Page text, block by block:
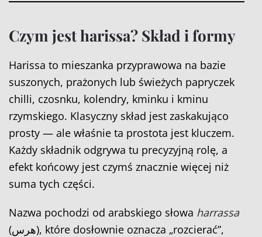
Czym jest harissa? Skład i formy
Harissa to mieszanka przyprawowa na bazie
suszonych, prażonych lub świeżych papryczek
chilli, czosnku, kolendry, kminku i kminu
rzymskiego. Klasyczny skład jest zaskakująco
prosty — ale właśnie ta prostota jest kluczem.
Każdy składnik odgrywa tu precyzyjną rolę, a
efekt końcowy jest czymś znacznie więcej niż
suma tych części.
Nazwa pochodzi od arabskiego słowa harrassa
(هرس), które dosłownie oznacza „rozcierać”,